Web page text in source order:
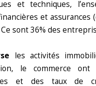
et techniques,
et assurances
sont 36% des
les activités
le commerce
et des taux de